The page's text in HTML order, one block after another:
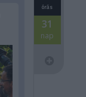
órás
31
nap